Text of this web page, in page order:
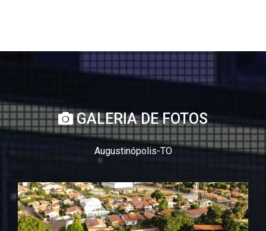
GALERIA DE FOTOS
Augustinópolis-TO